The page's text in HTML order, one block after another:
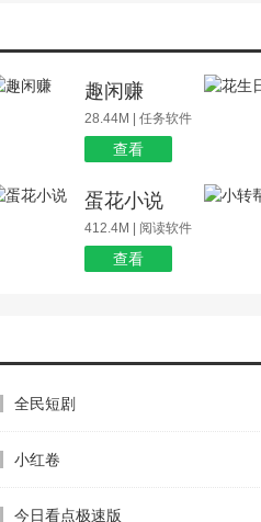
趣闲赚
28.44M | 任务软件
查看
蛋花小说
412.4M | 阅读软件
查看
全民短剧
小红卷
今日看点极速版